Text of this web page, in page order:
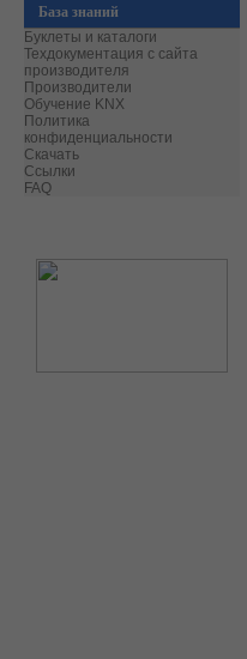
База знаний
Буклеты и каталоги
Техдокументация с сайта
производителя
Производители
Обучение KNX
Политика
конфиденциальности
Скачать
Ссылки
FAQ